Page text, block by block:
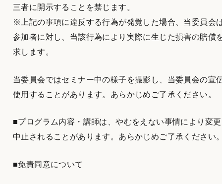
三者に開示することを禁じます。
※上記の事項に違反する行為が発覚した場合、当委員会
参加者に対し、当該行為により実際に生じた損害の賠償
求します。
当委員会ではセミナー中の様子を撮影し、当委員会の宣
使用することがあります。あらかじめご了承ください。
■プログラム内容・講師は、やむをえない事情により変
中止されることがあります。あらかじめご了承ください
■免責同意について